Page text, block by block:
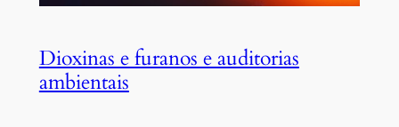
Dioxinas e furanos e auditorias
ambientais